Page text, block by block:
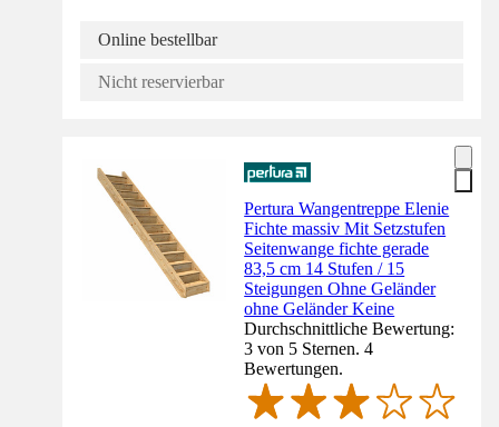
Online bestellbar
Nicht reservierbar
Pertura Wangentreppe Elenie
Fichte massiv Mit Setzstufen
Seitenwange fichte gerade
83,5 cm 14 Stufen / 15
Steigungen Ohne Geländer
ohne Geländer Keine
Durchschnittliche Bewertung:
3 von 5 Sternen. 4
Bewertungen.